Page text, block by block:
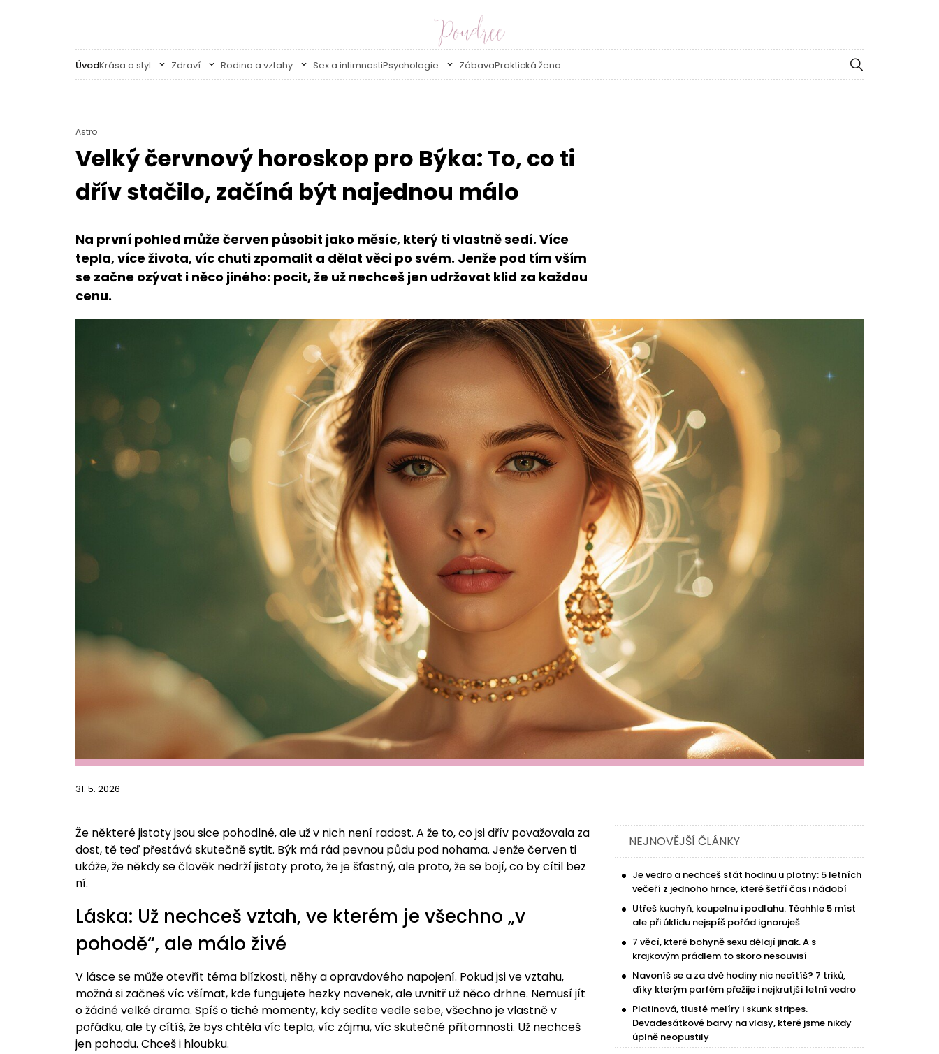
ÚvodKrása a styl Zdraví Rodina a vztahy Sex a intimnostiPsychologie ZábavaPraktická žena
Astro
Velký červnový horoskop pro Býka: To, co ti
dřív stačilo, začíná být najednou málo
Na první pohled může červen působit jako měsíc, který ti vlastně sedí. Více
tepla, více života, víc chuti zpomalit a dělat věci po svém. Jenže pod tím vším
se začne ozývat i něco jiného: pocit, že už nechceš jen udržovat klid za každou
cenu.
31. 5. 2026
Že některé jistoty jsou sice pohodlné, ale už v nich není radost. A že to, co jsi dřív považovala za
dost, tě teď přestává skutečně sytit. Býk má rád pevnou půdu pod nohama. Jenže červen ti
ukáže, že někdy se člověk nedrží jistoty proto, že je šťastný, ale proto, že se bojí, co by cítil bez
ní.
Láska: Už nechceš vztah, ve kterém je všechno „v
pohodě“, ale málo živé
V lásce se může otevřít téma blízkosti, něhy a opravdového napojení. Pokud jsi ve vztahu,
možná si začneš víc všímat, kde fungujete hezky navenek, ale uvnitř už něco drhne. Nemusí jít
o žádné velké drama. Spíš o tiché momenty, kdy sedíte vedle sebe, všechno je vlastně v
pořádku, ale ty cítíš, že bys chtěla víc tepla, víc zájmu, víc skutečné přítomnosti. Už nechceš
jen pohodu. Chceš i hloubku.
NEJNOVĚJŠÍ ČLÁNKY
Je vedro a nechceš stát hodinu u plotny: 5 letních
večeří z jednoho hrnce, které šetří čas i nádobí
Utřeš kuchyň, koupelnu i podlahu. Těchhle 5 míst
ale při úklidu nejspíš pořád ignoruješ
7 věcí, které bohyně sexu dělají jinak. A s
krajkovým prádlem to skoro nesouvisí
Navoníš se a za dvě hodiny nic necítíš? 7 triků,
díky kterým parfém přežije i nejkrutjší letní vedro
Platinová, tlusté melíry i skunk stripes.
Devadesátkové barvy na vlasy, které jsme nikdy
úplně neopustily